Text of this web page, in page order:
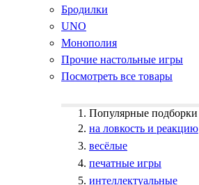
Бродилки
UNO
Монополия
Прочие настольные игры
Посмотреть все товары
Популярные подборки
на ловкость и реакцию
весёлые
печатные игры
интеллектуальные